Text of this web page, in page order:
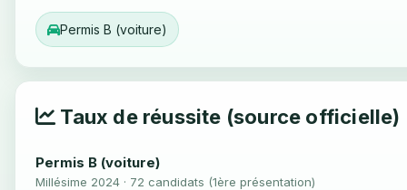
Permis B (voiture)
Taux de réussite (source officielle)
Permis B (voiture)
Millésime 2024 · 72 candidats (1ère présentation)